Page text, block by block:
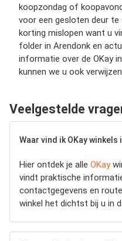
koopzondag of
voor een gesloten deur
korting mislopen want u
folder in Arendonk en
informatie over de OKay
kunnen we u ook
Veelgestelde
Waar vind ik OKay winkels
Hier ontdek je alle OKay
vindt praktische
contactgegevens en
winkel het dichtst bij u in